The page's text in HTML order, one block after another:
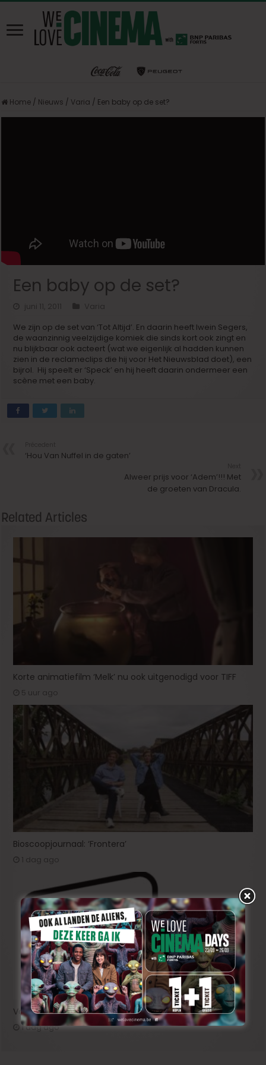
Home / Nieuws / Varia / Een baby op de set?
Een baby op de set?
juni 11, 2011
Varia
We zijn op de set van ‘Tot Altijd’. En daarin heeft Iwein Segers,
de waanzinnig veelzijdige komiek die sinds kort ook zingt en
nu blijkbaar ook acteert (wat we eigenlijk al hadden kunnen
zien in de reclameclips die hij voor Het Nieuwsblad doet), een
bijrol. Hij speelt er ‘Speck’ en hij heeft daarin ondermeer een
scène met een baby.
‘Hou Van Nuffel in de gaten’
Alweer prijs voor ‘Adem’!!! Met
de groeten van Dracula.
Related Articles
Korte animatiefilm ‘Melk’ nu ook uitgenodigd voor TIFF
5 uur ago
Bioscoopjournaal: ‘Frontera’
1 dag ago
Vacature: Productie-assistent (m/v/x)
1 dag ago